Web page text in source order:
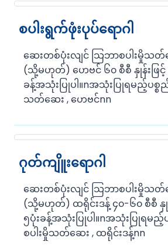
စပါးရွက်ဖုံးပုပ်ရောဂါ
ဆေးတစ်ပုံးလျင် သြဘာစပါးမှိုသတ်
(သို့မဟုတ်) ဟေဗင် ၆၀ စီစီ နှုန်းဖြ
ခန့်အသုံးပြုပါ။nအသုံးပြုရမည့်ပစ္စည်
သတ်ဆေး , ဟေဗင်nn
ဂုတ်ကျိူးရောဂါ
ဆေးတစ်ပုံးလျင် သြဘာစပါးမှိုသတ်
(သို့မဟုတ်) ထရိုင်းဒန့် ၄၀-၆၀ စီစီ
၅ပုံးခန့်အသုံးပြုပါ။nအသုံးပြုရမည့်
စပါးမှိုသတ်ဆေး , ထရိုင်းဒန့်nn